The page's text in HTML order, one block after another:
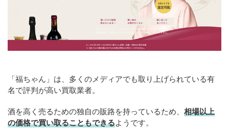
「福ちゃん」は、多くのメディアでも取り上げられている有
名で評判が高い買取業者。
酒を高く売るための独自の販路を持っているため、 相場以上
の価格で買い取ることもできるようです。